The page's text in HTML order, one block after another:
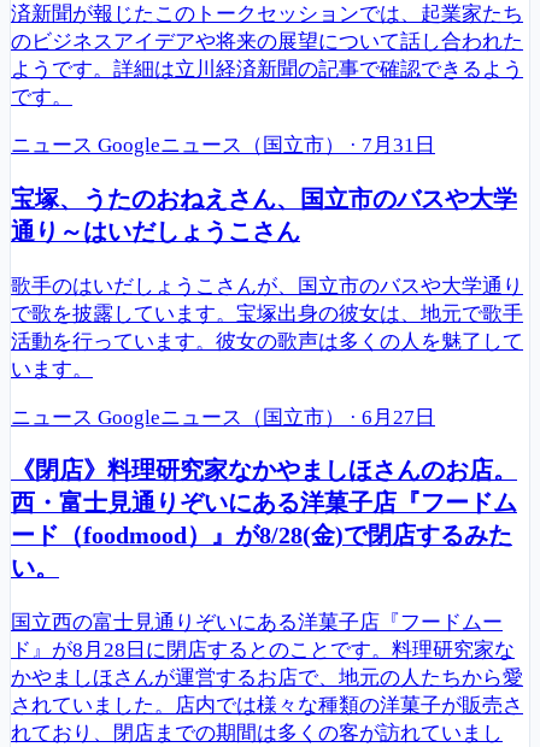
済新聞が報じたこのトークセッションでは、起業家たち
のビジネスアイデアや将来の展望について話し合われた
ようです。詳細は立川経済新聞の記事で確認できるよう
です。
ニュース Googleニュース（国立市） · 7月31日
宝塚、うたのおねえさん、国立市のバスや大学
通り～はいだしょうこさん
歌手のはいだしょうこさんが、国立市のバスや大学通り
で歌を披露しています。宝塚出身の彼女は、地元で歌手
活動を行っています。彼女の歌声は多くの人を魅了して
います。
ニュース Googleニュース（国立市） · 6月27日
《閉店》料理研究家なかやましほさんのお店。
西・富士見通りぞいにある洋菓子店『フードム
ード（foodmood）』が8/28(金)で閉店するみた
い。
国立西の富士見通りぞいにある洋菓子店『フードムー
ド』が8月28日に閉店するとのことです。料理研究家な
かやましほさんが運営するお店で、地元の人たちから愛
されていました。店内では様々な種類の洋菓子が販売さ
れており、閉店までの期間は多くの客が訪れていまし